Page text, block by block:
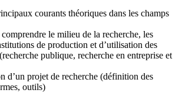
courants théoriques dans les champs
le milieu de la recherche, les
de production et d’utilisation des
publique, recherche en entreprise et
d’un projet de recherche (définition des
outils)